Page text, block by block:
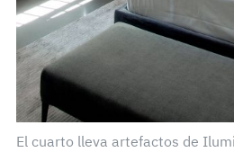
El cuarto lleva artefactos de